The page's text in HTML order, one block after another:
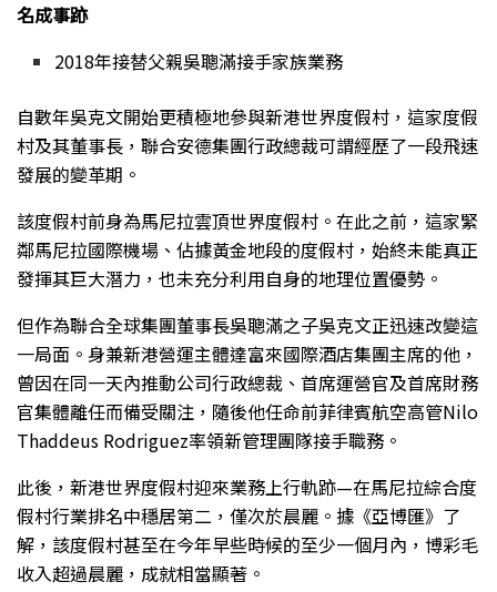
名成事跡
2018年接替父親吳聰滿接手家族業務
自數年吳克文開始更積極地參與新港世界度假村，這家度假
村及其董事長，聯合安德集團行政總裁可謂經歷了一段飛速
發展的變革期。
該度假村前身為馬尼拉雲頂世界度假村。在此之前，這家緊
鄰馬尼拉國際機場、佔據黃金地段的度假村，始終未能真正
發揮其巨大潛力，也未充分利用自身的地理位置優勢。
但作為聯合全球集團董事長吳聰滿之子吳克文正迅速改變這
一局面。身兼新港營運主體達富來國際酒店集團主席的他，
曾因在同一天內推動公司行政總裁、首席運營官及首席財務
官集體離任而備受關注，隨後他任命前菲律賓航空高管Nilo
Thaddeus Rodriguez率領新管理團隊接手職務。
此後，新港世界度假村迎來業務上行軌跡—在馬尼拉綜合度
假村行業排名中穩居第二，僅次於晨麗。據《亞博匯》了
解，該度假村甚至在今年早些時候的至少一個月內，博彩毛
收入超過晨麗，成就相當顯著。